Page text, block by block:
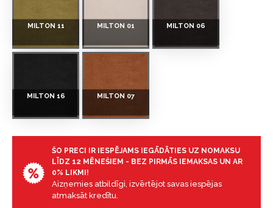
MILTON 11 MILTON 01 MILTON 06
MILTON 16 MILTON 07
ŠO PRECI IR IESPĒJAMS IEGĀDĀTIES UZ NOMAKSU
LĪDZ 12 MĒNEŠIEM - BEZ PIRMĀS IEMAKSAS UN AR
0% LIKMI!
Aizņemies atbildīgi, izvērtējot savas iespējas
atmaksāt kredītu.